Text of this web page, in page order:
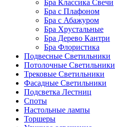
Бра Классика Свечи
Бра с Плафоном
Бра с Абажуром
Бра Хрустальные
Бра Дерево Кантри
Бра Флористика
Подвесные Светильники
Потолочные Светильники
Трековые Светильники
Фасадные Светильники
Подсветка Лестниц
Споты
Настольные лампы
Торшеры